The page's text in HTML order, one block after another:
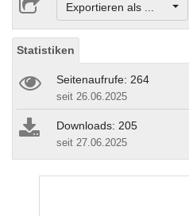
Exportieren als ...
Statistiken
Seitenaufrufe: 264
seit 26.06.2025
Downloads: 205
seit 27.06.2025